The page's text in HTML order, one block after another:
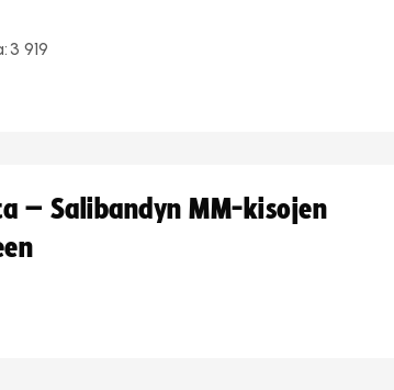
3 919
– Salibandyn MM-kisojen